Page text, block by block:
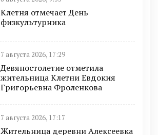
Клетня отмечает День
физкультурника
7 августа 2026, 17:29
Девяностолетие отметила
жительница Клетни Евдокия
Григорьевна Фроленкова
7 августа 2026, 17:17
Жительница деревни Алексеевка